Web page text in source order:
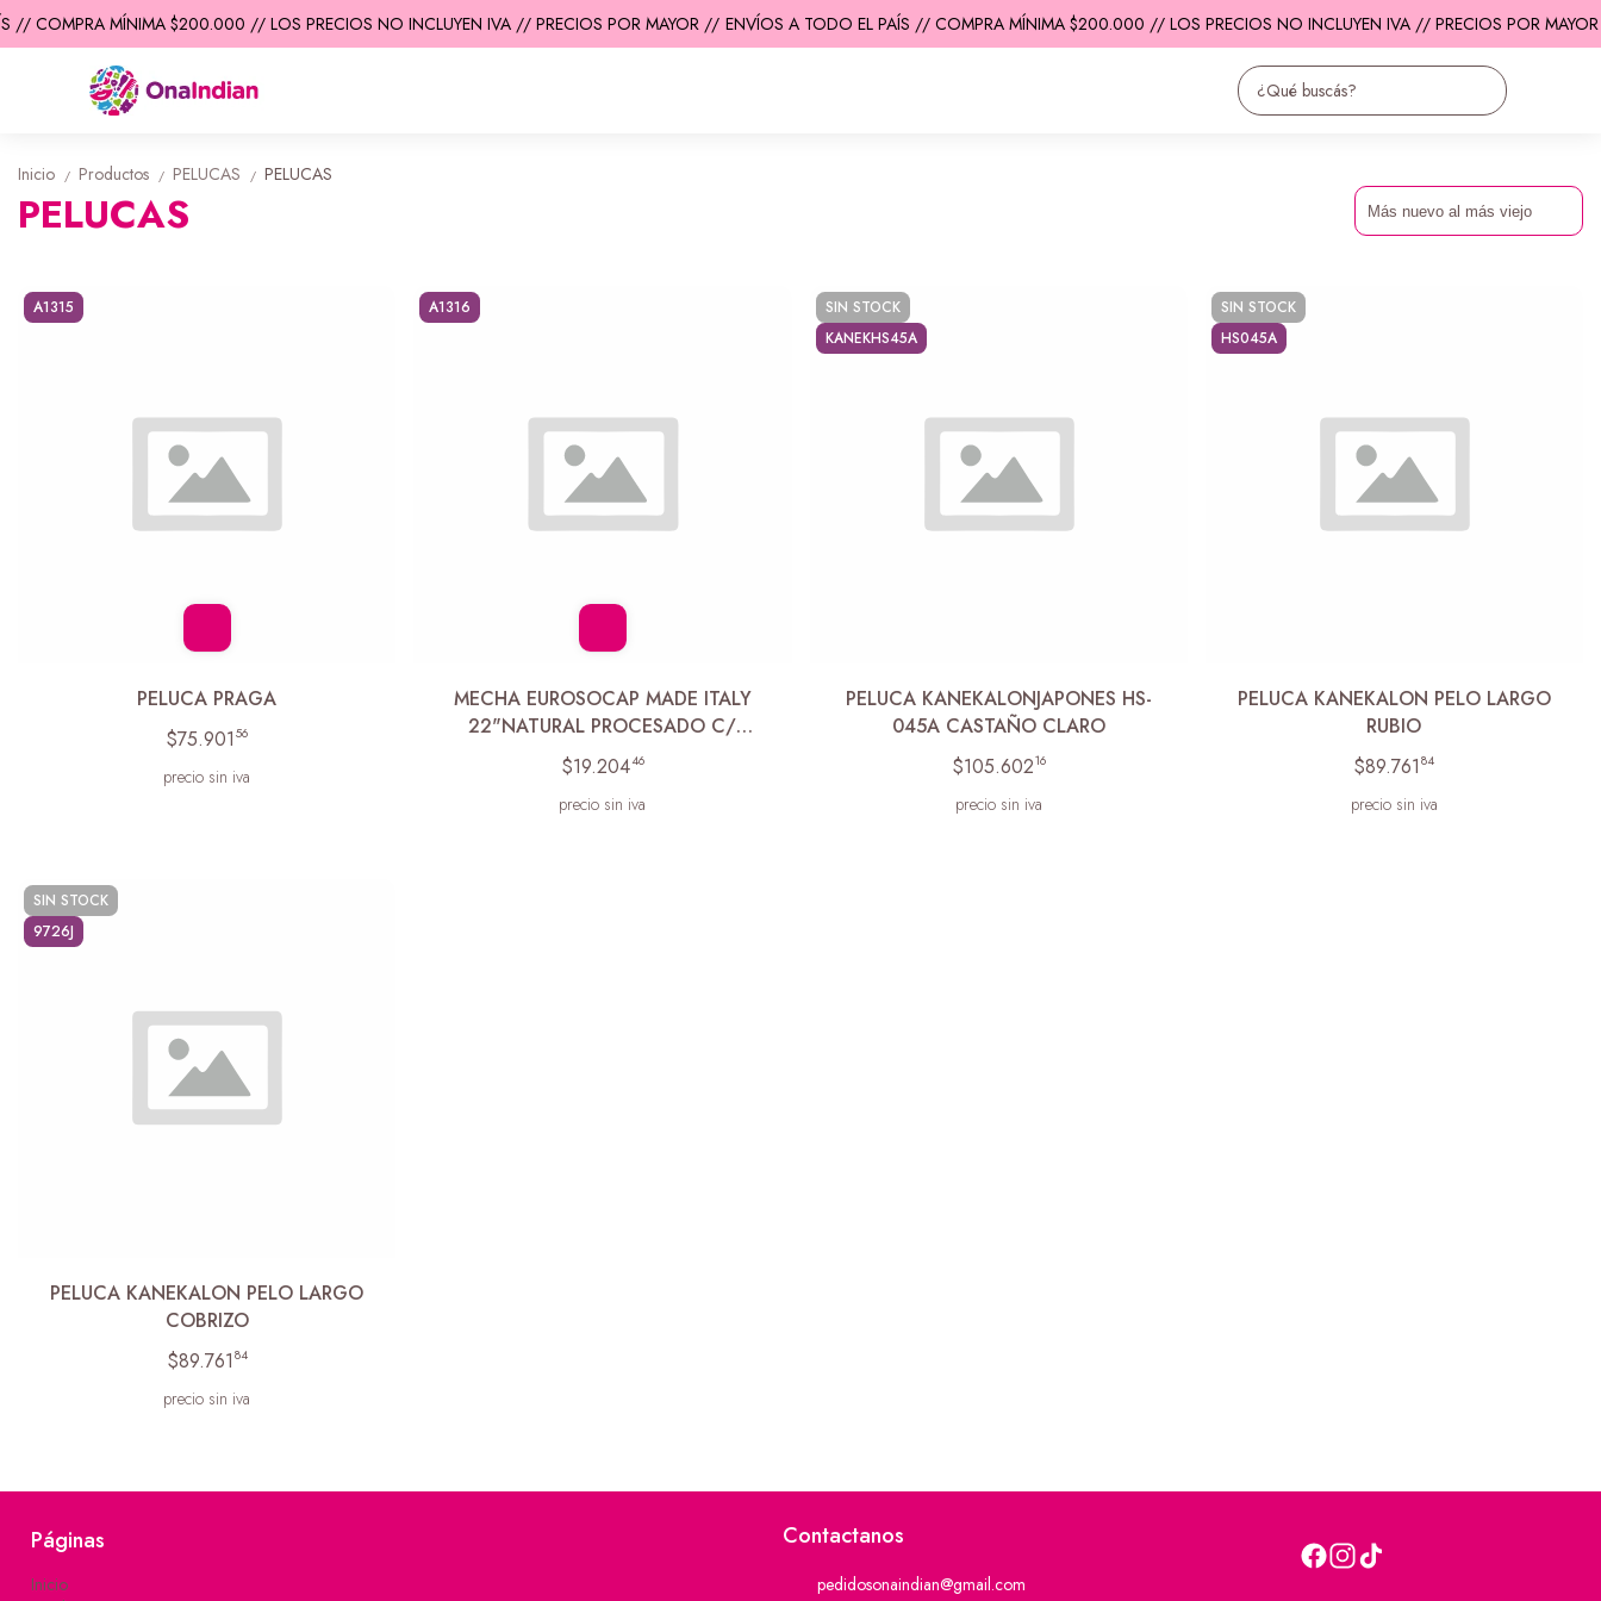
// COMPRA MÍNIMA $200.000 // LOS PRECIOS NO INCLUYEN IVA // PRECIOS POR MAYOR // ENVÍOS A TODO EL PAÍS // COMPRA MÍNIMA $200.000 // LOS PRECIOS NO INCLUYEN IVA // PRECIOS POR MAYOR
Inicio / Productos / PELUCAS / PELUCAS
PELUCAS
A1315
PELUCA PRAGA
$75.901 56
precio sin iva
A1316
MECHA EUROSOCAP MADE ITALY
22"NATURAL PROCESADO C/
CUTICUL
$19.20446
precio sin iva
SIN STOCK
KANEKHS45A
PELUCA KANEKALONJAPONES HS-
045A CASTAÑO CLARO
$105.60216
precio sin iva
SIN STOCK
HS045A
PELUCA KANEKALON PELO LARGO
RUBIO
$89.761 84
precio sin iva
SIN STOCK
9726J
PELUCA KANEKALON PELO LARGO
COBRIZO
$89.761 84
precio sin iva
Páginas
Inicio
Contactanos
pedidosonaindian@gmail.com